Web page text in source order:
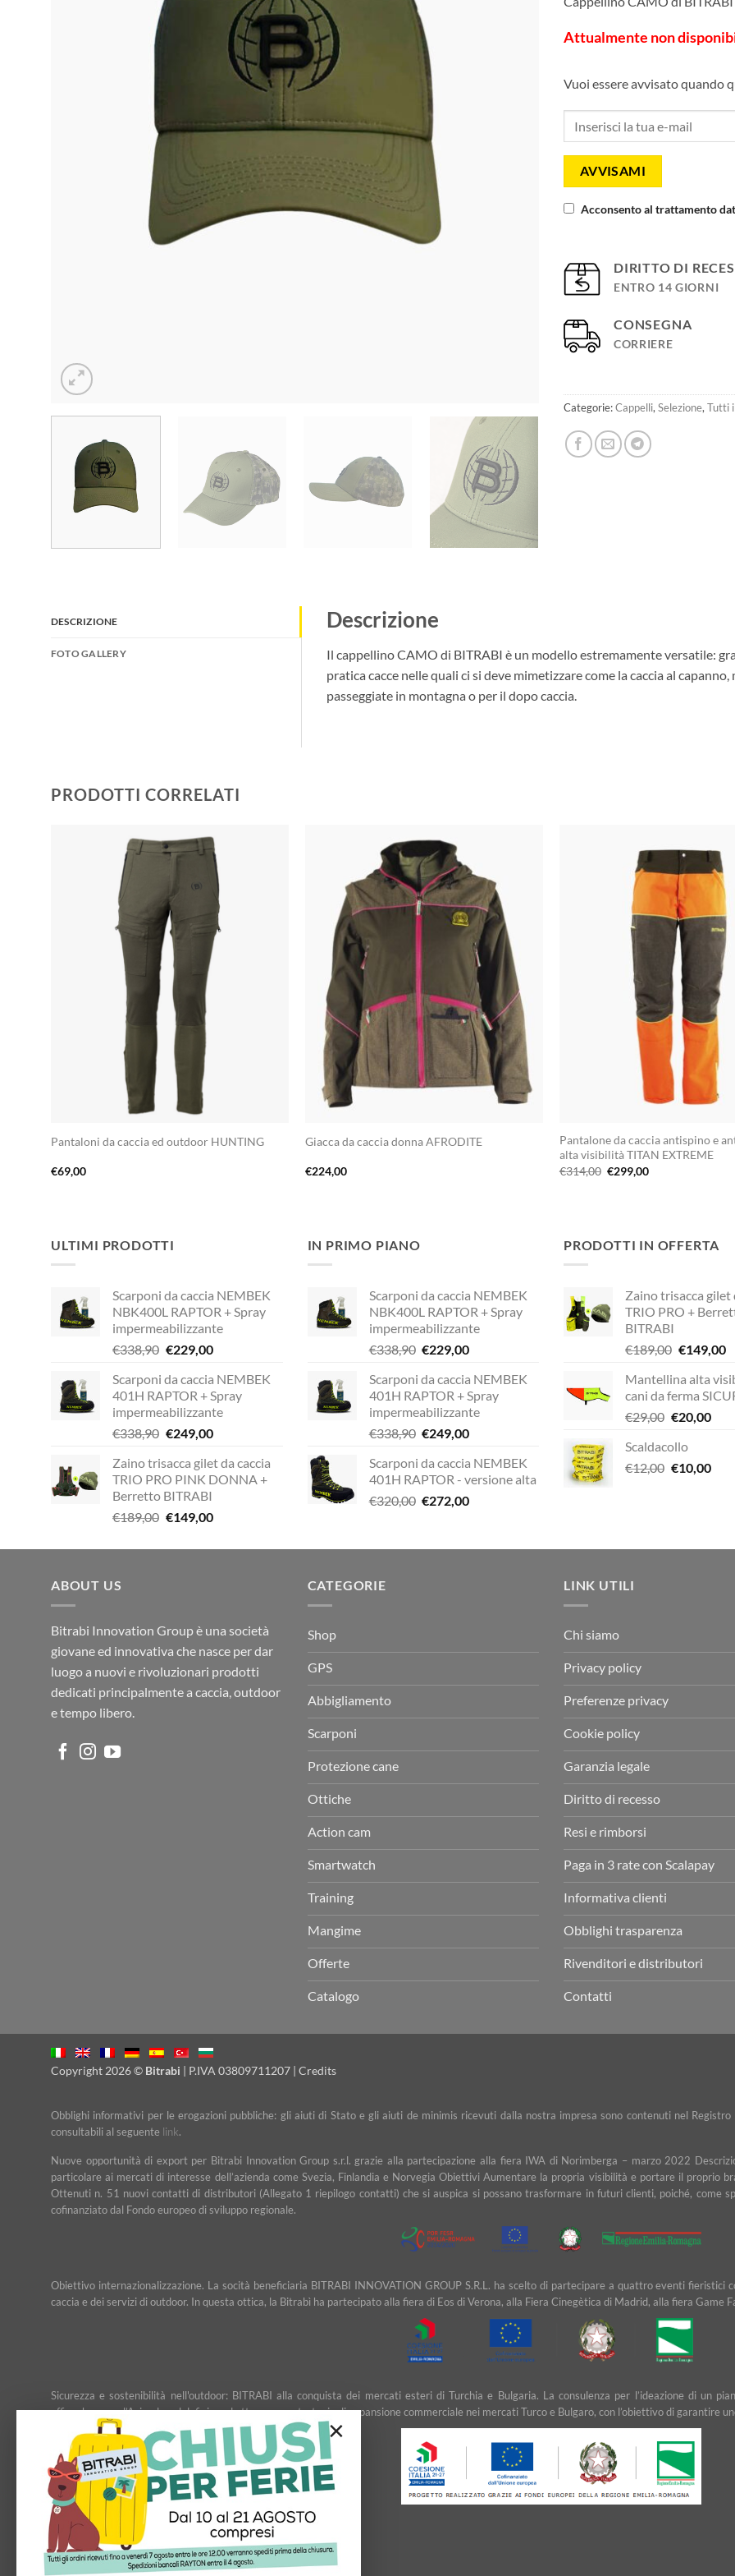
Attualmente non
Vuoi essere avvisato quando
AVVISAMI
Acconsento al trattamento
DIRITTO DI
ENTRO 14 GIORNI
CONSEGNA
CORRIERE
Categorie:Cappelli, Selezione, Tutti
DESCRIZIONE
FOTO GALLERY
Descrizione
Il cappellino CAMO di BITRABI è un modello estremamente versatile:
pratica cacce nelle quali ci si deve mimetizzare come la caccia al
passeggiate in montagna o per il dopo caccia.
PRODOTTI CORRELATI
Pantaloni da caccia ed outdoor HUNTING
€69,00
Giacca da caccia donna AFRODITE
€224,00
Pantalone da caccia antispino e
alta visibilità TITAN EXTREME
€314,00 Il
prezzo
€299,00Il
ULTIMI PRODOTTI
Scarponi da caccia NEMBEK
NBK400L RAPTOR + Spray
impermeabilizzante
€338,90 Il
originale
era:
€338,90.
€229,00Il
attuale
è:
€229,00.
Scarponi da caccia NEMBEK
401H RAPTOR + Spray
impermeabilizzante
€338,90 Il
originale
era:
€338,90.
€249,00Il
attuale
è:
Zaino trisacca gilet da caccia
TRIO PRO PINK DONNA +
Berretto BITRABI
€189,00 Il
originale
€149,00Il
attuale
IN PRIMO PIANO
Scarponi da caccia NEMBEK
NBK400L RAPTOR + Spray
impermeabilizzante
€338,90 Il
originale
era:
€338,90.
€229,00Il
attuale
è:
€229,00.
Scarponi da caccia NEMBEK
401H RAPTOR + Spray
impermeabilizzante
€338,90 Il
originale
era:
€338,90.
€249,00Il
attuale
è:
€249,00.
Scarponi da caccia NEMBEK
401H RAPTOR - versione alta
€320,00 Il
era:
€272,00Il
è:
PRODOTTI IN OFFERTA
Zaino trisacca gilet
TRIO PRO +
BITRABI
€189,00 Il
originale
era:
€189,00.
€149,00Il
è:
Mantellina alta
cani da ferma
€29,00 Il
originale
era:
€20,00Il
è:
Scaldacollo
€12,00 Il
€10,00Il
ABOUT US
Bitrabi Innovation Group è una società
giovane ed innovativa che nasce per dar
luogo a nuovi e rivoluzionari prodotti
dedicati principalmente a caccia, outdoor
e tempo libero.
CATEGORIE
Shop
GPS
Abbigliamento
Scarponi
Protezione cane
Ottiche
Action cam
Smartwatch
Training
Mangime
Offerte
Catalogo
LINK UTILI
Chi siamo
Privacy policy
Preferenze privacy
Cookie policy
Garanzia legale
Diritto di recesso
Resi e rimborsi
Paga in 3 rate con Scalapay
Informativa clienti
Obblighi trasparenza
Rivenditori e distributori
Contatti
Copyright 2026 © Bitrabi | P.IVA 03809711207 | Credits
×
Obblighi informativi per le erogazioni pubbliche: gli aiuti di Stato e gli aiuti de minimis ricevuti dalla nostra impresa sono contenuti nel
consultabili al seguente link.
Nuove opportunità di export per Bitrabi Innovation Group s.r.l. grazie alla partecipazione alla fiera IWA di Norimberga – marzo 2022
particolare ai mercati di interesse dell’azienda come Svezia, Finlandia e Norvegia Obiettivi Aumentare la propria visibilità e portare il proprio
Ottenuti n. 51 nuovi contatti di distributori (Allegato 1 riepilogo contatti) che si auspica si possano trasformare in futuri clienti, poiché, come
cofinanziato dal Fondo europeo di sviluppo regionale.
Obiettivo internazionalizzazione. La socità beneficiaria BITRABI INNOVATION GROUP S.R.L. ha scelto di partecipare a quattro eventi
caccia e dei servizi di outdoor. In questa ottica, la Bitrabì ha partecipato alla fiera di Eos di Verona, alla Fiera Cinegètica di Madrid, alla fiera Game
Sicurezza e sostenibilità nell'outdoor: BITRABI alla conquista dei mercati esteri di Turchia e Bulgaria. La consulenza per l’ideazione di un
affiancheranno l’Azienda nel definire ed attuare una strategia di espansione commerciale nei mercati Turco e Bulgaro, con l’obiettivo di garantire